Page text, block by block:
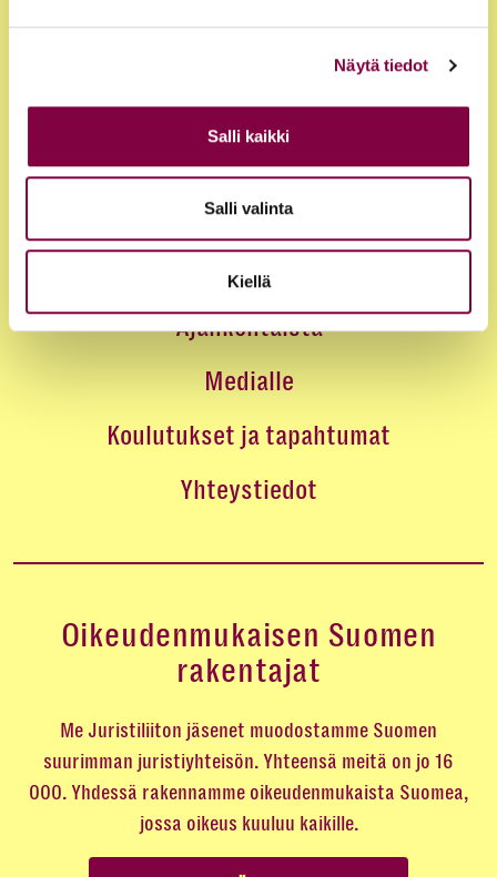
Näytä tiedot
Salli kaikki
Salli valinta
Kiellä
Jäsenyys
Edut ja palvelut
Loma-asunnot
Juristirekrytointi
Ajankohtaista
Medialle
Koulutukset ja tapahtumat
Yhteystiedot
Oikeudenmukaisen Suomen
rakentajat
Me Juristiliiton jäsenet muodostamme Suomen
suurimman juristiyhteisön. Yhteensä meitä on jo 16
000. Yhdessä rakennamme oikeudenmukaista Suomea,
jossa oikeus kuuluu kaikille.